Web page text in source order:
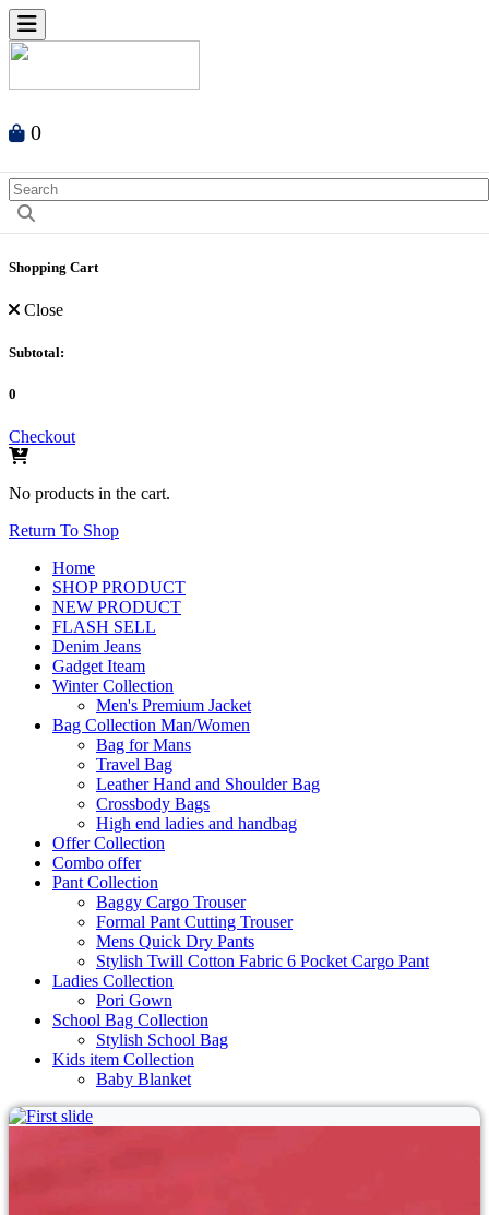
0
Shopping Cart
Close
Subtotal:
0
Checkout
No products in the cart.
Return To Shop
Home
SHOP PRODUCT
NEW PRODUCT
FLASH SELL
Denim Jeans
Gadget Iteam
Winter Collection
Men's Premium Jacket
Bag Collection Man/Women
Bag for Mans
Travel Bag
Leather Hand and Shoulder Bag
Crossbody Bags
High end ladies and handbag
Offer Collection
Combo offer
Pant Collection
Baggy Cargo Trouser
Formal Pant Cutting Trouser
Mens Quick Dry Pants
Stylish Twill Cotton Fabric 6 Pocket Cargo Pant
Ladies Collection
Pori Gown
School Bag Collection
Stylish School Bag
Kids item Collection
Baby Blanket